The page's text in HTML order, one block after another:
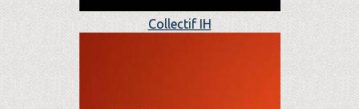
Collectif IH